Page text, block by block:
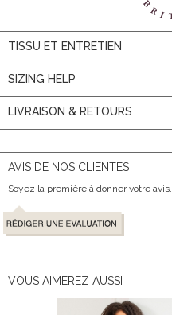
TISSU ET ENTRETIEN
SIZING HELP
LIVRAISON & RETOURS
AVIS DE NOS CLIENTES
Soyez la première à donner votre avis.
VOUS AIMEREZ AUSSI